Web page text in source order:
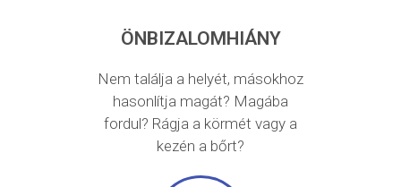
ÖNBIZALOMHIÁNY
Nem találja a helyét, másokhoz
hasonlítja magát? Magába
fordul? Rágja a körmét vagy a
kezén a bőrt?